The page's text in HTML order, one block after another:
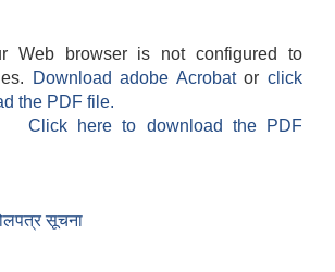
Web browser is not configured to
Download adobe Acrobatorclick
the PDF file.
Click here to download the PDF
सूचना